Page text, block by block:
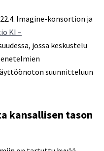
Imagine-konsortion ja
KI –
jossa keskustelu
suunnitteluun
kansallisen tason